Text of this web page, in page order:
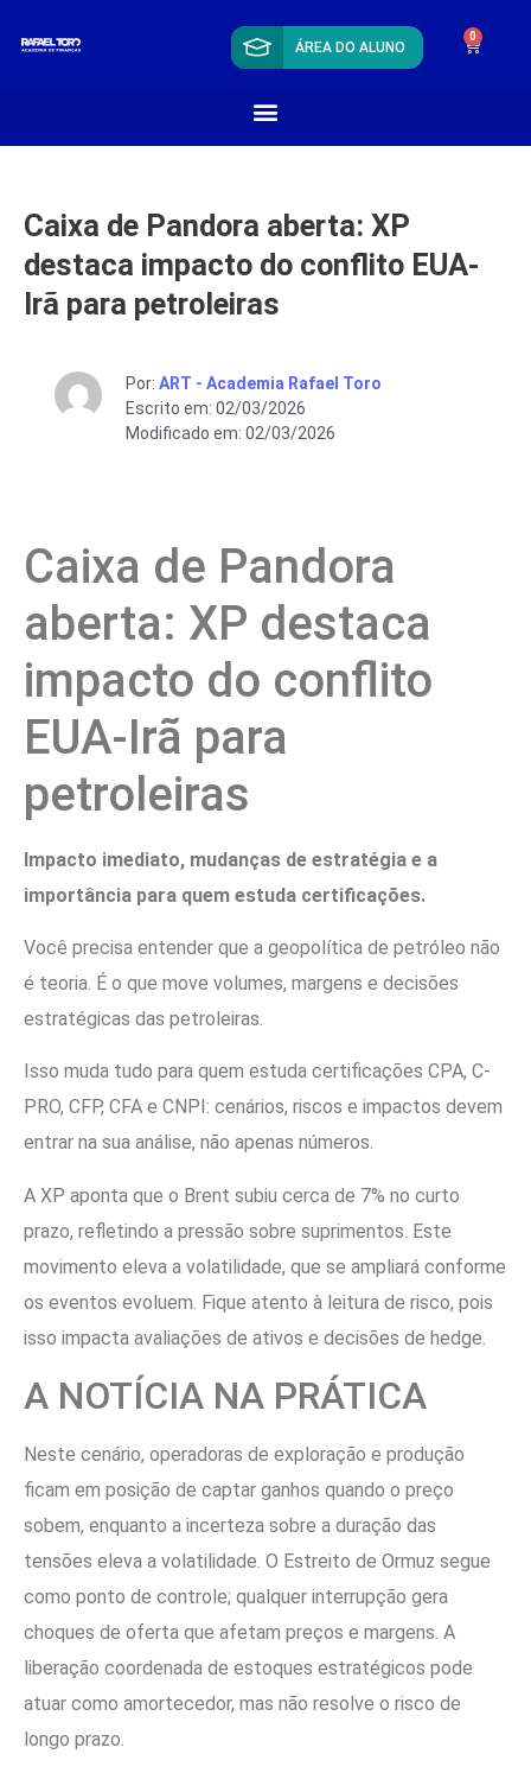
ÁREA DO ALUNO
0
Caixa de Pandora aberta: XP
destaca impacto do conflito EUA-
Irã para petroleiras
Por: ART - Academia Rafael Toro
Escrito em: 02/03/2026
Modificado em: 02/03/2026
Caixa de Pandora
aberta: XP destaca
impacto do conflito
EUA-Irã para
petroleiras
Impacto imediato, mudanças de estratégia e a
importância para quem estuda certificações.
Você precisa entender que a geopolítica de petróleo não
é teoria. É o que move volumes, margens e decisões
estratégicas das petroleiras.
Isso muda tudo para quem estuda certificações CPA, C-
PRO, CFP, CFA e CNPI: cenários, riscos e impactos devem
entrar na sua análise, não apenas números.
A XP aponta que o Brent subiu cerca de 7% no curto
prazo, refletindo a pressão sobre suprimentos. Este
movimento eleva a volatilidade, que se ampliará conforme
os eventos evoluem. Fique atento à leitura de risco, pois
isso impacta avaliações de ativos e decisões de hedge.
A NOTÍCIA NA PRÁTICA
Neste cenário, operadoras de exploração e produção
ficam em posição de captar ganhos quando o preço
sobem, enquanto a incerteza sobre a duração das
tensões eleva a volatilidade. O Estreito de Ormuz segue
como ponto de controle; qualquer interrupção gera
choques de oferta que afetam preços e margens. A
liberação coordenada de estoques estratégicos pode
atuar como amortecedor, mas não resolve o risco de
longo prazo.